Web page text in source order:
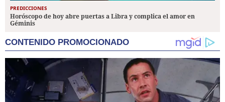
PREDICCIONES
Horóscopo de hoy abre puertas a Libra y complica el amor en
Géminis
CONTENIDO PROMOCIONADO